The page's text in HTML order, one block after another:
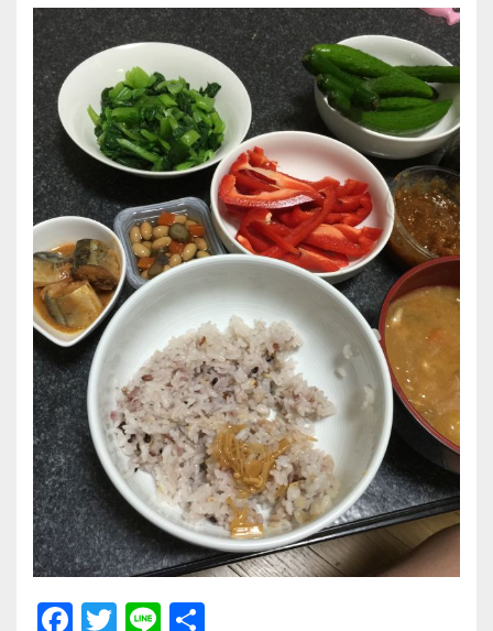
ー
シ
ョ
ン
F T Li